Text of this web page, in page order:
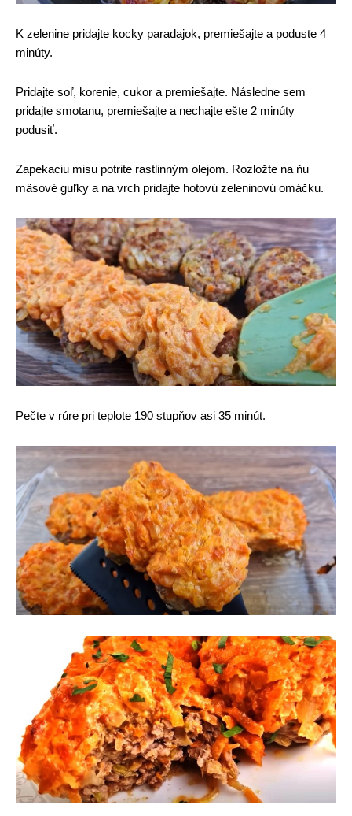
K zelenine pridajte kocky paradajok, premiešajte a poduste 4
minúty.
Pridajte soľ, korenie, cukor a premiešajte. Následne sem
pridajte smotanu, premiešajte a nechajte ešte 2 minúty
podusiť.
Zapekaciu misu potrite rastlinným olejom. Rozložte na ňu
mäsové guľky a na vrch pridajte hotovú zeleninovú omáčku.
Pečte v rúre pri teplote 190 stupňov asi 35 minút.